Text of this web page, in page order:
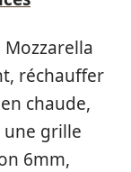
Mozzarella
réchauffer
chaude,
grille
6mm,